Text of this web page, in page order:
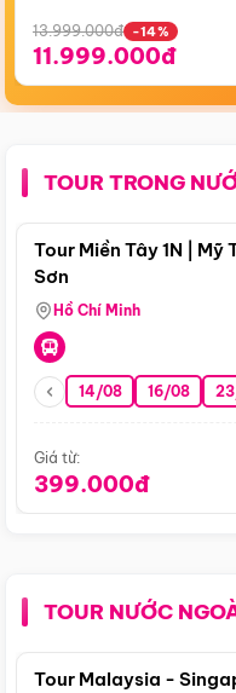
13.999.000đ -14%
11.999.000đ
TOUR TRONG
Tour Miền Tây 1N |
Sơn
Hồ Chí Minh
14/08 16/08
Giá từ:
399.000đ
TOUR NƯỚC
Tour Malaysia -